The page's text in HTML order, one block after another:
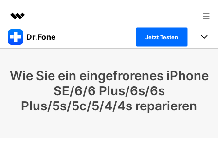
Top-Produkte
Dienstprogramme
Überblick
Presseraum
Dr.Fone Jetzt Testen
Alles-in-einem-Toolkit
Weitere Tools und Apps
Entdecken Sie weitere Dr.Fone-Lösungen
Lernen und Unterstützung
Wie Sie ein eingefrorenes iPhone
SE/6/6 Plus/6s/6s
Plus/5s/5c/5/4/4s reparieren